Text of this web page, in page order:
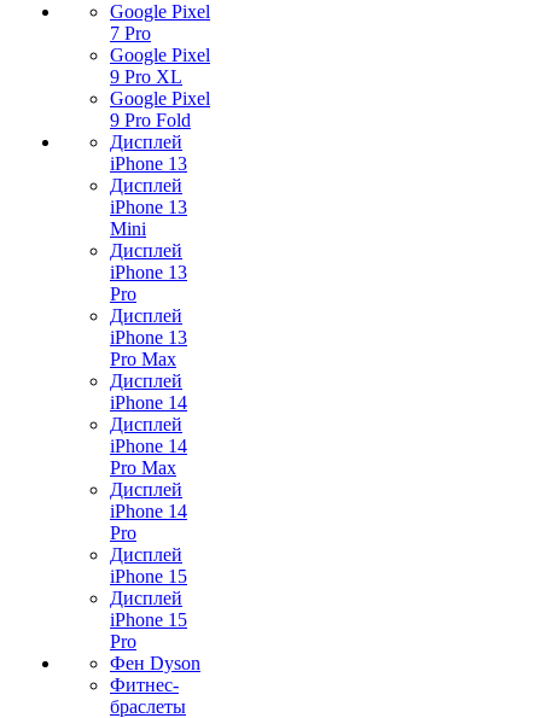
Google Pixel
7 Pro
Google Pixel
9 Pro XL
Google Pixel
9 Pro Fold
Дисплей
iPhone 13
Дисплей
iPhone 13
Mini
Дисплей
iPhone 13
Pro
Дисплей
iPhone 13
Pro Max
Дисплей
iPhone 14
Дисплей
iPhone 14
Pro Max
Дисплей
iPhone 14
Pro
Дисплей
iPhone 15
Дисплей
iPhone 15
Pro
Фен Dyson
Фитнес-
браслеты